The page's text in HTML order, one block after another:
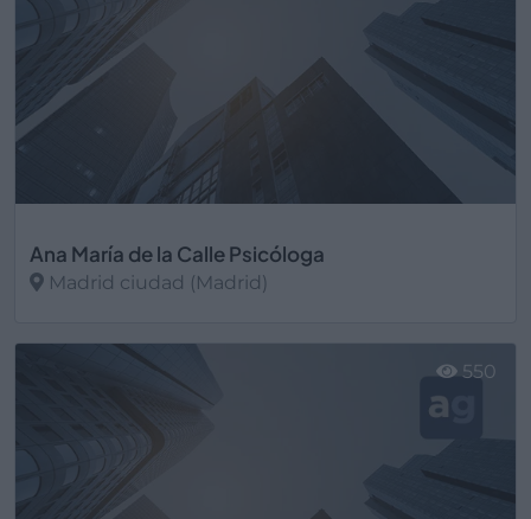
Ana María de la Calle Psicóloga
Madrid ciudad (Madrid)
550